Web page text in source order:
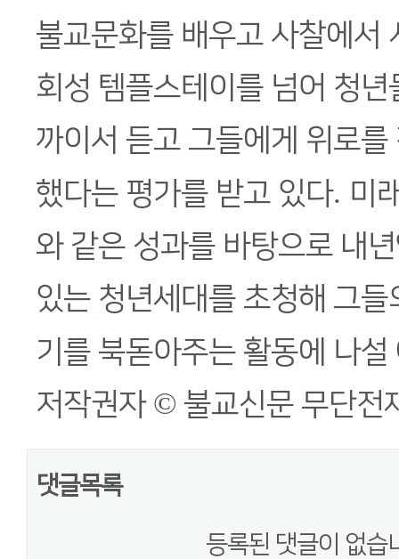
불교문화를 배우고 사찰에서
회성 템플스테이를 넘어 청
까이서 듣고 그들에게 위로
했다는 평가를 받고 있다. 미
와 같은 성과를 바탕으로 내
있는 청년세대를 초청해 그
기를 북돋아주는 활동에 나설
저작권자 © 불교신문 무단전
댓글목록
등록된 댓글이 없습